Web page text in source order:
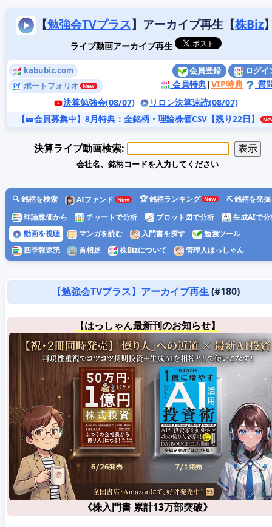
【勉強会TVプラス】アーカイブ再生【株Biz
ライブ動画アーカイブ再生
kabubiz.com
ポートフォリオ
会員登録 ログイ
会員特典|VIP特典
質
決算勉強会(08/07)
リロン決算速読(08/07)
【🎫会員募集中】8月特典 ：全銘柄・理論株価CSV【残り22日】
決算ライブ動画検索:
会社名、銘柄コードを入力してください
🔍 銘柄を検索 AIファンド 🏆 銘柄ランキング
⛏️ 銘柄を発掘
理論株価から
チャートで分析 プロット図で分析
生成AIで分
動画を視聴
マンガを読む 入門書を探す
勉強ツール
四季報速読
首相足 株Bizについて 管理人はっしゃん
【勉強会TVプラス】アーカイブ再生(#180)
【はっしゃん最新刊のお知らせ】
《株入門書 累計13万部突破》